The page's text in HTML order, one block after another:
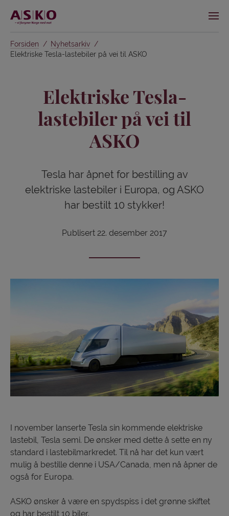
Forsiden
Nyhetsarkiv
Elektriske Tesla-lastebiler på vei til ASKO
Elektriske Tesla-
lastebiler på vei til
ASKO
Tesla har åpnet for bestilling av
elektriske lastebiler i Europa, og ASKO
har bestilt 10 stykker!
Publisert 22. desember 2017
I november lanserte Tesla sin kommende elektriske
lastebil, Tesla semi. De ønsker med dette å sette en ny
standard i lastebilmarkredet. Til nå har det kun vært
mulig å bestille denne i USA/Canada, men nå åpner de
også for Europa.
ASKO ønsker å være en spydspiss i det grønne skiftet
og har bestilt 10 biler.